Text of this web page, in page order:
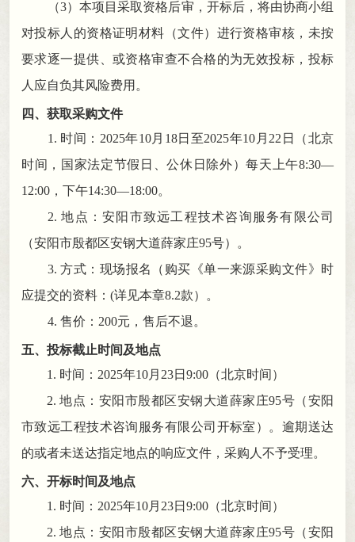
（3）本项目采取资格后审 ， 开标后，将由协商小组
对投标人的资格证明材料（文件）进行资格审核 ， 未按
要求逐一提供、或资格审查不合格的为无效投标，投标
人应自负其风险费用 。
四、获取采购文件
1. 时间： 2025年10月 18日至2025年10 月 22 日（北京
时间 ， 国家法定节假日、公休日除外）每天上午8:30—
1 2:00 ， 下午14:30—18:00。
2. 地点 ： 安阳市致远工程技术咨询服务有限公司
（安阳市殷都区安钢大道薛家庄95号）
。
3. 方式： 现场报名（购买《单一来源采购文件》时
应提交的资料： (详见本章8.2款）
。
4. 售价： 200元 ， 售后不退。
五、投标截止时间及地点
1. 时间： 2025年10月 23日 9:00 （北京时间）
2. 地点：安阳市殷都区安钢大道薛家庄95号（安阳
市致远工程技术咨询服务有限公司开标室）
。 逾期送达
的或者未送达指定地点的响应文件 ， 采购人不予受理。
六、 开标时间及地点
1. 时间： 2025年10月 23日 9:00 （北京时间）
2. 地点：安阳市殷都区安钢大道薛家庄95号（安阳